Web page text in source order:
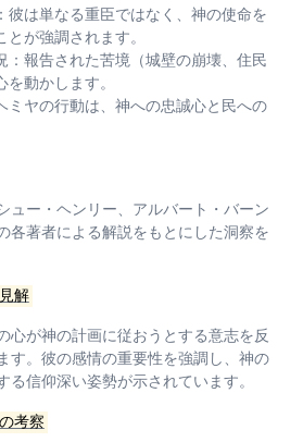
彼は単なる重臣ではなく、神の使命を
とが強調されます。
： 報告された苦境（城壁の崩壊、住民
を動かします。
ミヤの行動は、神への忠誠心と民への
ュー・ヘンリー、アルバート・バーン
各著者による解説をもとにした洞察を
解
心が神の計画に従おうとする意志を反
す。彼の感情の重要性を強調し、神の
る信仰深い姿勢が示されています。
考察